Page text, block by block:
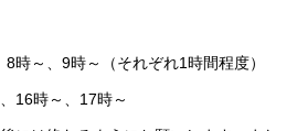
時～、9時～（それぞれ1時間程度）
16時～、17時～